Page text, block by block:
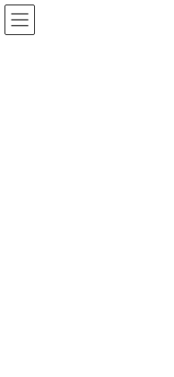
コ
ン
ナ
ビ